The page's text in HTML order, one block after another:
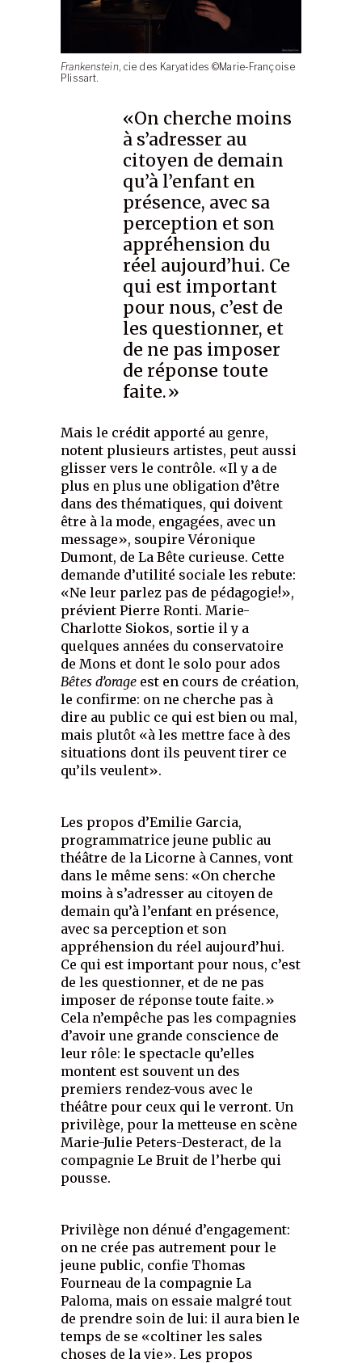
Frankenstein, cie des Karyatides ©Marie-Françoise
Plissart.
«On cherche moins
à s’adresser au
citoyen de demain
qu’à l’enfant en
présence, avec sa
perception et son
appréhension du
réel aujourd’hui. Ce
qui est important
pour nous, c’est de
les questionner, et
de ne pas imposer
de réponse toute
faite.»
Mais le crédit apporté au genre,
notent plusieurs artistes, peut aussi
glisser vers le contrôle. «Il y a de
plus en plus une obligation d’être
dans des thématiques, qui doivent
être à la mode, engagées, avec un
message», soupire Véronique
Dumont, de La Bête curieuse. Cette
demande d’utilité sociale les rebute:
«Ne leur parlez pas de pédagogie!»,
prévient Pierre Ronti. Marie-
Charlotte Siokos, sortie il y a
quelques années du conservatoire
de Mons et dont le solo pour ados
Bêtes d’orage est en cours de création,
le confirme: on ne cherche pas à
dire au public ce qui est bien ou mal,
mais plutôt «à les mettre face à des
situations dont ils peuvent tirer ce
qu’ils veulent».
Les propos d’Emilie Garcia,
programmatrice jeune public au
théâtre de la Licorne à Cannes, vont
dans le même sens: «On cherche
moins à s’adresser au citoyen de
demain qu’à l’enfant en présence,
avec sa perception et son
appréhension du réel aujourd’hui.
Ce qui est important pour nous, c’est
de les questionner, et de ne pas
imposer de réponse toute faite.»
Cela n’empêche pas les compagnies
d’avoir une grande conscience de
leur rôle: le spectacle qu’elles
montent est souvent un des
premiers rendez-vous avec le
théâtre pour ceux qui le verront. Un
privilège, pour la metteuse en scène
Marie-Julie Peters-Desteract, de la
compagnie Le Bruit de l’herbe qui
pousse.
Privilège non dénué d’engagement:
on ne crée pas autrement pour le
jeune public, confie Thomas
Fourneau de la compagnie La
Paloma, mais on essaie malgré tout
de prendre soin de lui: il aura bien le
temps de se «coltiner les sales
choses de la vie». Les propos